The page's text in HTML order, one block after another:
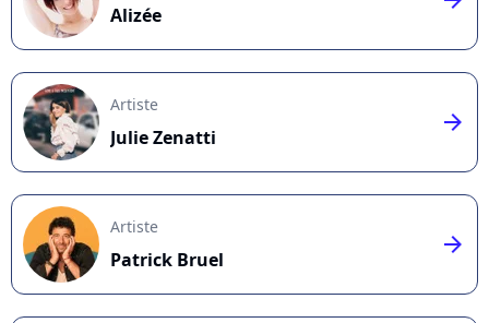
Alizée
Artiste
Julie Zenatti
arrow_right
Artiste
Patrick Bruel
arrow_right